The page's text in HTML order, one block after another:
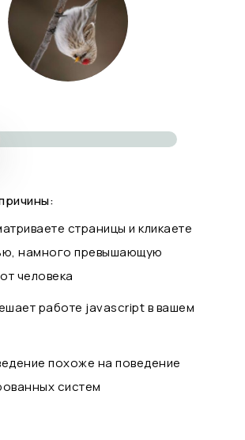
страницы и кликаете
намного превышающую
человека
работе javascript в вашем
похоже на поведение
систем